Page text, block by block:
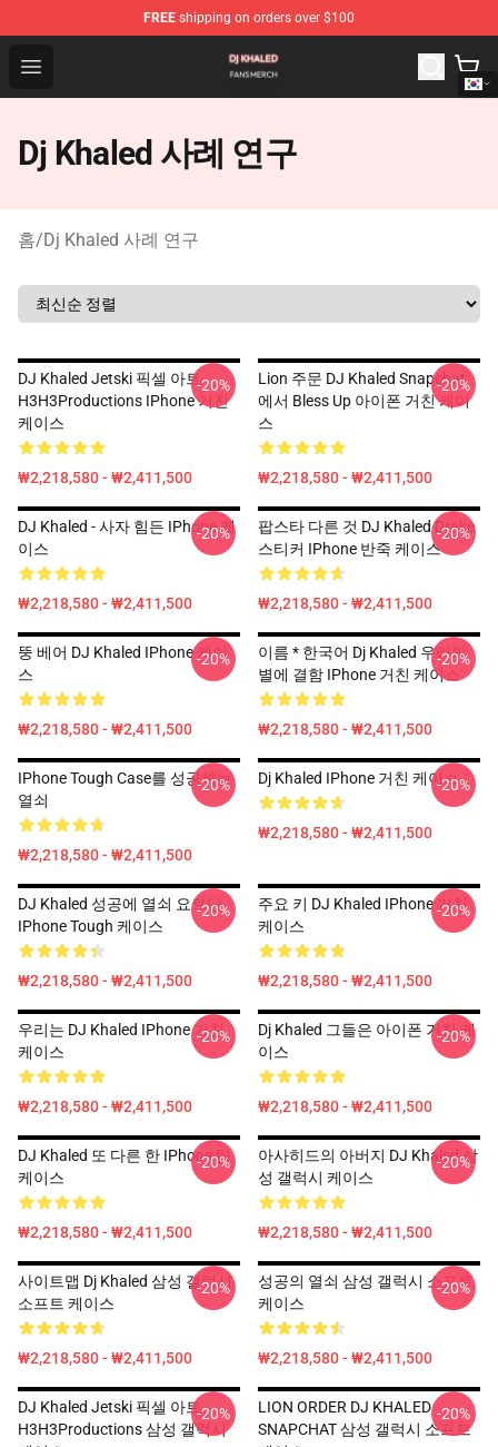
FREE shipping on orders over $100
Open menu
Dj Khaled Shop - Official Dj Khaled Merchandise Store
Dj Khaled 사례 연구
홈/Dj Khaled 사례 연구
DJ Khaled Jetski 픽셀 아트
H3H3Productions IPhone 거친
케이스
₩2,218,580 - ₩2,411,500
-20%
Lion 주문 DJ Khaled Snapchat
에서 Bless Up 아이폰 거친 케이
스
₩2,218,580 - ₩2,411,500
-20%
DJ Khaled - 사자 힘든 IPhone 케
이스
₩2,218,580 - ₩2,411,500
-20%
팝스타 다른 것 DJ Khaled Drake
스티커 IPhone 반죽 케이스
₩2,218,580 - ₩2,411,500
-20%
뚱 베어 DJ Khaled IPhone 케이
스
₩2,218,580 - ₩2,411,500
-20%
이름 * 한국어 Dj Khaled 우리의
별에 결함 IPhone 거친 케이스
₩2,218,580 - ₩2,411,500
-20%
IPhone Tough Case를 성공하는
열쇠
₩2,218,580 - ₩2,411,500
-20% Dj Khaled IPhone 거친 케이스
₩2,218,580 - ₩2,411,500
-20%
DJ Khaled 성공에 열쇠 요르단
IPhone Tough 케이스
₩2,218,580 - ₩2,411,500
-20%
주요 키 DJ Khaled IPhone 거친
케이스
₩2,218,580 - ₩2,411,500
-20%
우리는 DJ Khaled IPhone 거친
케이스
₩2,218,580 - ₩2,411,500
-20%
Dj Khaled 그들은 아이폰 거친 케
이스
₩2,218,580 - ₩2,411,500
-20%
DJ Khaled 또 다른 한 IPhone 팁
케이스
₩2,218,580 - ₩2,411,500
-20%
아사히드의 아버지 DJ Khaled 삼
성 갤럭시 케이스
₩2,218,580 - ₩2,411,500
-20%
사이트맵 Dj Khaled 삼성 갤럭시
소프트 케이스
₩2,218,580 - ₩2,411,500
-20%
성공의 열쇠 삼성 갤럭시 소프트
케이스
₩2,218,580 - ₩2,411,500
-20%
DJ Khaled Jetski 픽셀 아트
H3H3Productions 삼성 갤럭시
-20%
LION ORDER DJ KHALED
SNAPCHAT 삼성 갤럭시 소프트
-20%